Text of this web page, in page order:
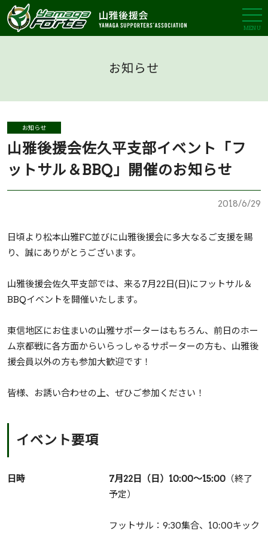
MENU
お知らせ
お知らせ
山雅後援会佐久平支部イベント「フ
ットサル＆BBQ」開催のお知らせ
2018/6/29
日頃より松本山雅FC並びに山雅後援会に多大なるご支援を賜
り、誠にありがとうございます。
山雅後援会佐久平支部では、来る7月22日(日)にフットサル＆
BBQイベントを開催いたします。
東信地区にお住まいの山雅サポーターはもちろん、前日のホー
ム京都戦に各方面からいらっしゃるサポーターの方も、山雅後
援会員以外の方も参加大歓迎です！
皆様、お誘い合わせの上、ぜひご参加ください！
イベント要項
日時 7月22日（日）10:00～15:00（終了
予定）
フットサル：9:30集合、10:00キック